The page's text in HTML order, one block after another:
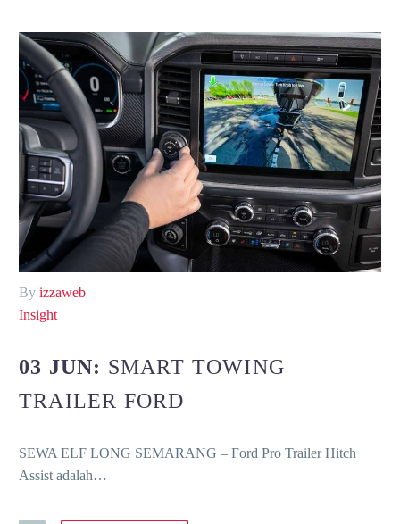
By izzaweb
Insight
03 JUN: SMART TOWING
TRAILER FORD
SEWA ELF LONG SEMARANG – Ford Pro Trailer Hitch
Assist adalah…